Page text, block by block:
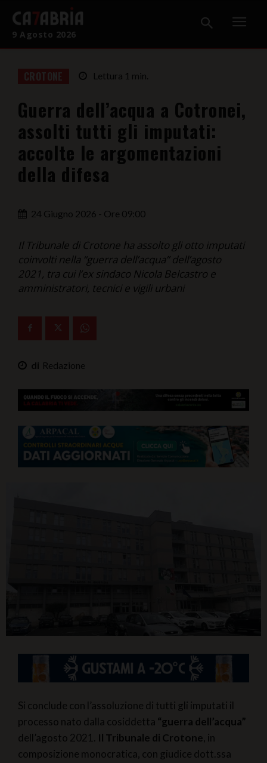
Giudiziaria
Politica
Sport
Sanità
Economia
Ita-Mondo
We Calabria
9 Agosto 2026
CROTONE Lettura 1 min.
Guerra dell’acqua a Cotronei,
assolti tutti gli imputati:
accolte le argomentazioni
della difesa
24 Giugno 2026 - Ore 09:00
Il Tribunale di Crotone ha assolto gli otto imputati
coinvolti nella “guerra dell’acqua” dell’agosto
2021, tra cui l’ex sindaco Nicola Belcastro e
amministratori, tecnici e vigili urbani
Redazione
Si conclude con l’assoluzione di tutti gli imputati il
processo nato dalla cosiddetta “guerra dell’acqua”
dell’agosto 2021. Il Tribunale di Crotone, in
composizione monocratica, con giudice dott.ssa